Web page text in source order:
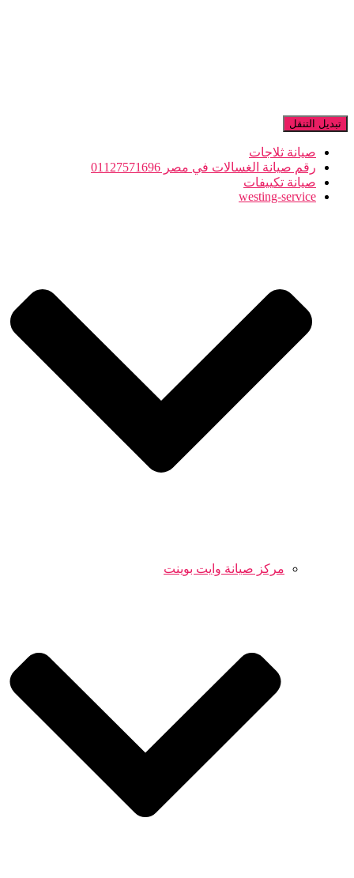
تبديل التنقل
صيانة ثلاجات
رقم صيانة الغسالات في مصر 01127571696
صيانة تكييفات
westing-service
مركز صيانة وايت بوينت